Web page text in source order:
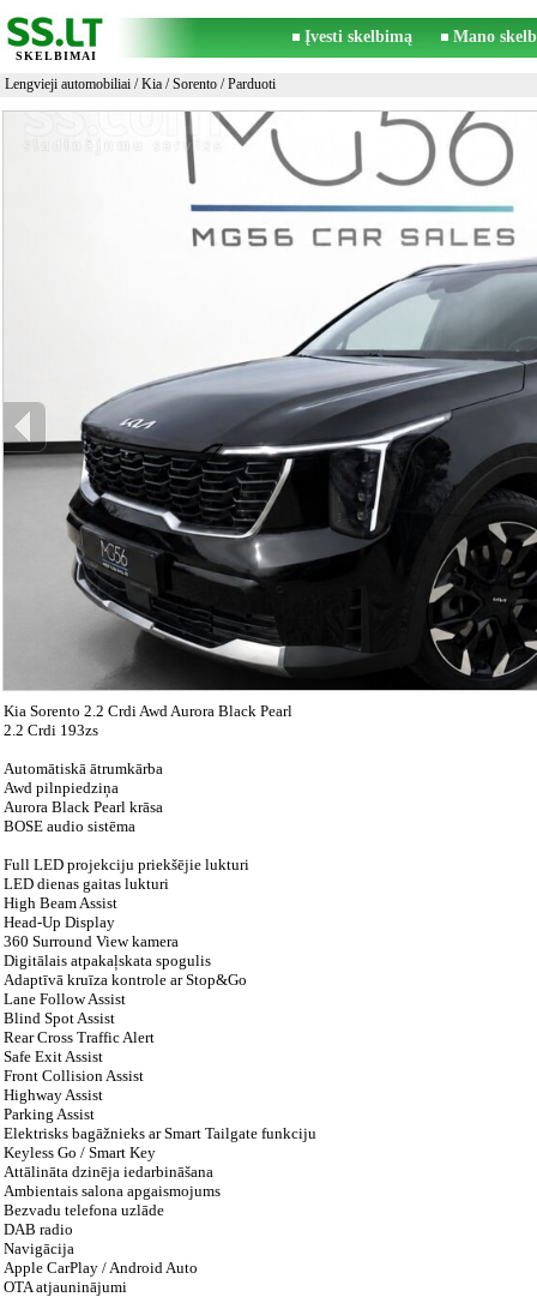
SKELBIMAI
Įvesti skelbimą Mano
Lengvieji automobiliai /Kia /Sorento / Parduoti
Kia Sorento 2.2 Crdi Awd Aurora Black Pearl
2.2 Crdi 193zs
Automātiskā ātrumkārba
Awd pilnpiedziņa
Aurora Black Pearl krāsa
BOSE audio sistēma
Full LED projekciju priekšējie lukturi
LED dienas gaitas lukturi
High Beam Assist
Head-Up Display
360 Surround View kamera
Digitālais atpakaļskata spogulis
Adaptīvā kruīza kontrole ar Stop&Go
Lane Follow Assist
Blind Spot Assist
Rear Cross Traffic Alert
Safe Exit Assist
Front Collision Assist
Highway Assist
Parking Assist
Elektrisks bagāžnieks ar Smart Tailgate funkciju
Keyless Go / Smart Key
Attālināta dzinēja iedarbināšana
Ambientais salona apgaismojums
Bezvadu telefona uzlāde
DAB radio
Navigācija
Apple CarPlay / Android Auto
OTA atjauninājumi